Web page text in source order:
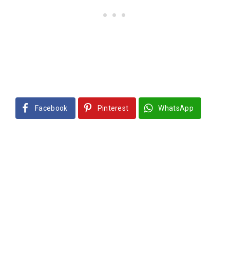
Facebook Pinterest WhatsApp